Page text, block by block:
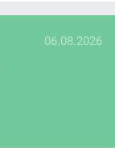
06.08.2026